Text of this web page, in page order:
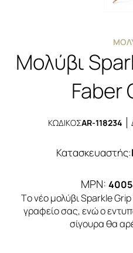
Μολύβι
Faber
ΚΩΔΙΚΟΣAR-118234
Κατασκευαστής:
MPN:
Tο νέο μολύβι Sparkle
γραφείο σας, ενώ ο
σίγουρα θα